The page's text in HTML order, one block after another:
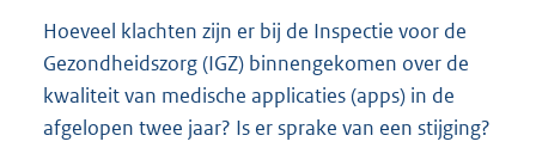
Hoeveel klachten zijn er bij de Inspectie voor de
Gezondheidszorg (IGZ) binnengekomen over de
kwaliteit van medische applicaties (apps) in de
afgelopen twee jaar? Is er sprake van een stijging?